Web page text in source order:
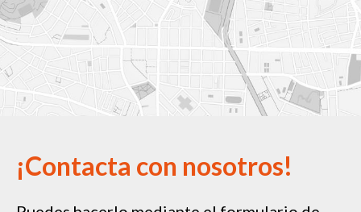
¡Contacta con nosotros!